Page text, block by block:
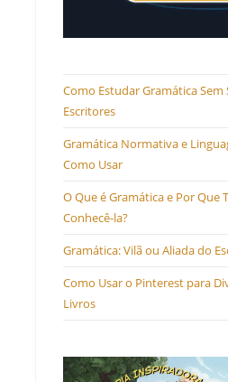
Como Estudar Gramática
Escritores
Gramática Normativa e
Como Usar
O Que é Gramática e Por Que
Conhecê-la?
Gramática: Vilã ou Aliada do
Como Usar o Pinterest para
Livros